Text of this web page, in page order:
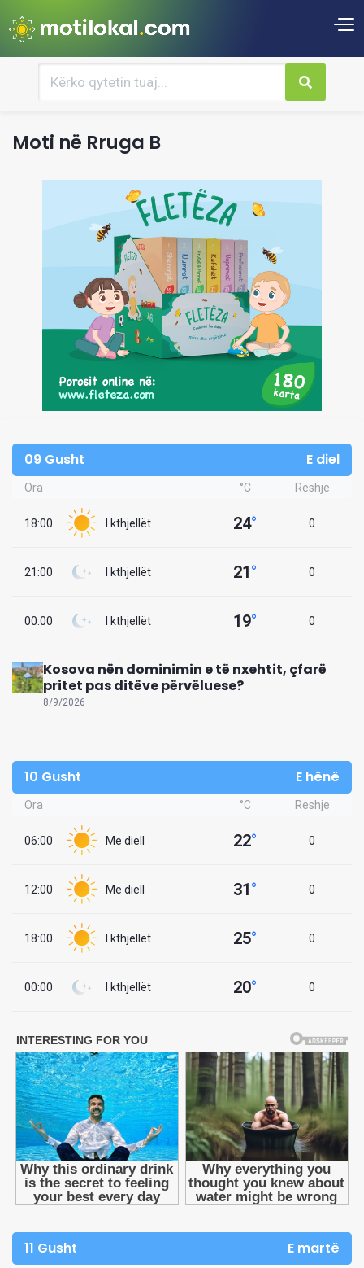
Moti në Rruga B
09 Gusht E diel
Ora °C Reshje
18:00 I kthjellët 24° 0
21:00 I kthjellët 21° 0
00:00 I kthjellët 19° 0
Kosova nën dominimin e të nxehtit, çfarë
pritet pas ditëve përvëluese?
8/9/2026
10 Gusht E hënë
Ora °C Reshje
06:00 Me diell 22° 0
12:00 Me diell 31° 0
18:00 I kthjellët 25° 0
00:00 I kthjellët 20° 0
11 Gusht E martë